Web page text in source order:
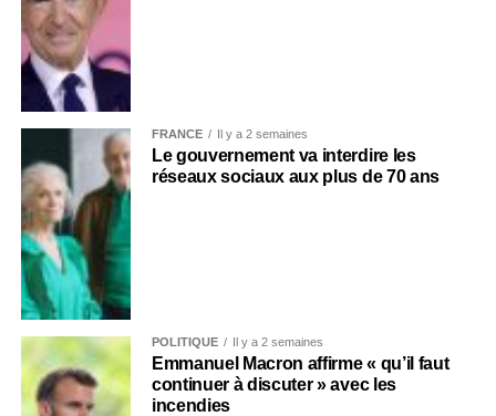
FRANCE Il y a 2 semaines
Le gouvernement va interdire les
réseaux sociaux aux plus de 70 ans
POLITIQUE Il y a 2 semaines
Emmanuel Macron affirme « qu’il faut
continuer à discuter » avec les
incendies